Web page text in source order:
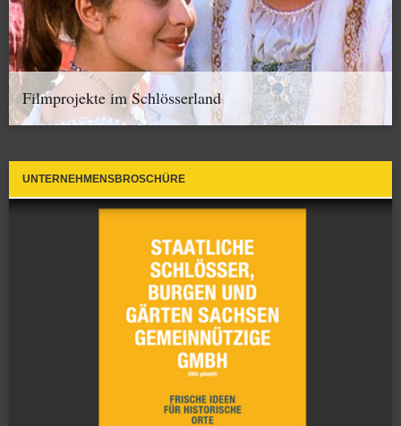
Filmprojekte im Schlösserland
UNTERNEHMENSBROSCHÜRE